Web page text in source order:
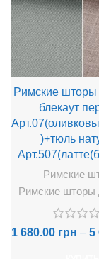
Римские шторы
блекаут
)+тюль
Римские
Римские шторы
1 680.00 грн – 5